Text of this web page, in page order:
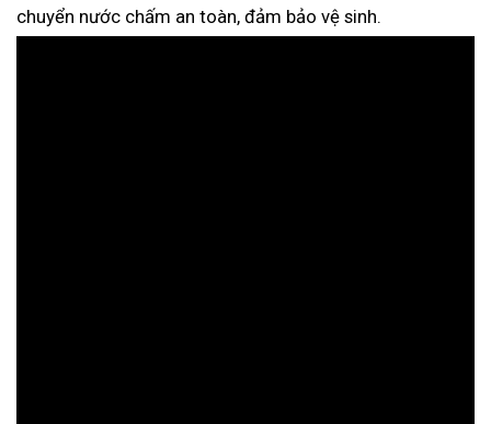
chuyển nước chấm an toàn, đảm bảo vệ sinh.